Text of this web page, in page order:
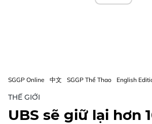
SGGP Online 中文 SGGP Thể Thao English
THẾ GIỚI
UBS sẽ giữ lại hơn